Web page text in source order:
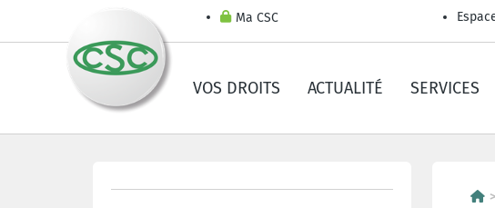
Ma CSC
VOS DROITS ACTUALITÉ SERVICES